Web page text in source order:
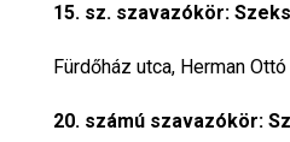
15. sz. szavazókör:
Fürdőház utca, Herman
20. számú szavazókör: